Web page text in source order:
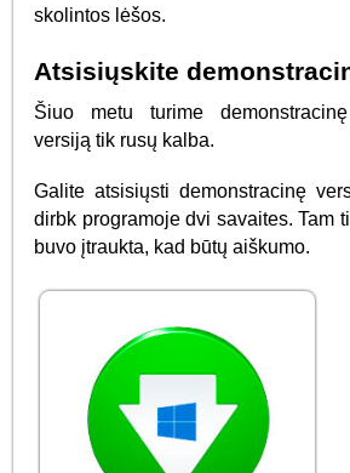
skolintos lėšos.
Atsisiųskite
Šiuo metu turime
versiją tik rusų kalba.
Galite atsisiųsti demonstracinę
dirbk programoje dvi savaites. Tam
buvo įtraukta, kad būtų aiškumo.